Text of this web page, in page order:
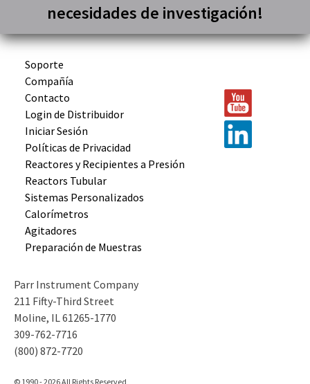
necesidades de investigación!
Soporte
Compañía
Contacto
Login de Distribuidor
Iniciar Sesión
Políticas de Privacidad
Reactores yRecipientes a Presión
Reactors Tubular
Sistemas Personalizados
Calorímetros
Agitadores
Preparación de Muestras
Parr Instrument Company
211 Fifty-Third Street
Moline, IL 61265-1770
309-762-7716
(800) 872-7720
© 1990 - 2026 All Rights Reserved